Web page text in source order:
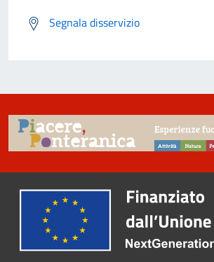
Segnala disservizio